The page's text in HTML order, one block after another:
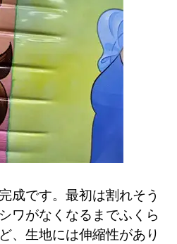
成です。最初は割れそう
ワがなくなるまでふくら
、生地には伸縮性があり